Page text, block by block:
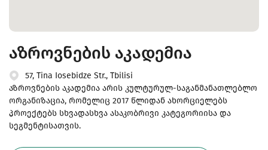
აზროვნების აკადემია
57, Tina Iosebidze Str., Tbilisi
აზროვნების აკადემია არის კულტურულ-საგანმანათლებლო
ორგანიზაცია, რომელიც 2017 წლიდან ახორციელებს
პროექტებს სხვადასხვა ასაკობრივი კატეგორიისა და
სეგმენტისათვის.